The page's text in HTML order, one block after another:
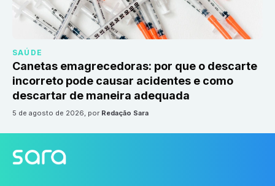
SAÚDE
Canetas emagrecedoras: por que o descarte
incorreto pode causar acidentes e como
descartar de maneira adequada
5 de agosto de 2026, por Redação Sara